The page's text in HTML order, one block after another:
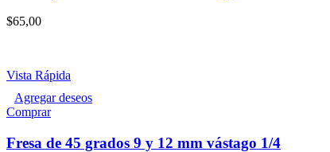
$65,00
Vista Rápida
Agregar deseos
Comprar
Fresa de 45 grados 9 y 12 mm vástago 1/4